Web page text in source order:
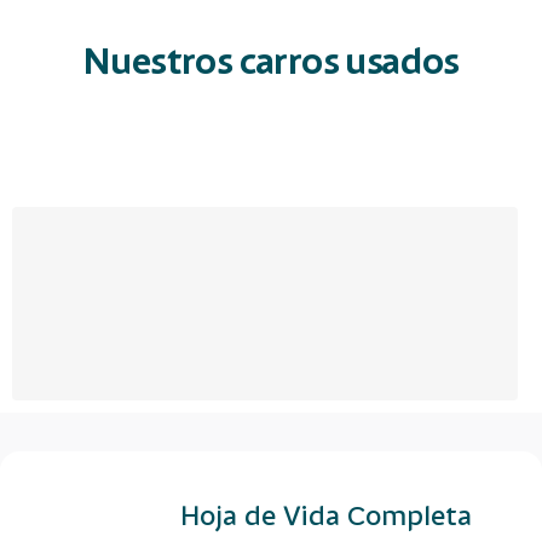
Nuestros carros usados
Hoja de Vida Completa